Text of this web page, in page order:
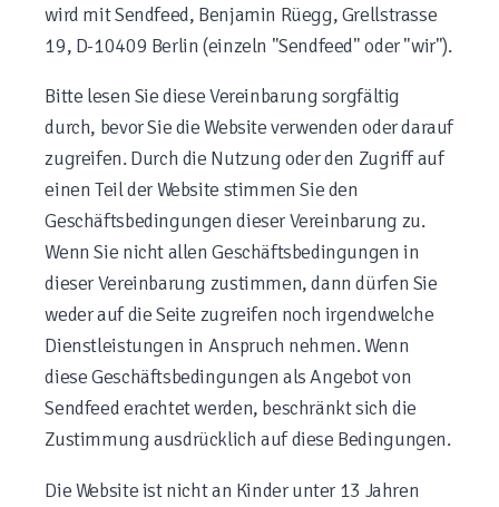
wird mit Sendfeed, Benjamin Rüegg, Grellstrasse
19, D-10409 Berlin (einzeln "Sendfeed" oder "wir").
Bitte lesen Sie diese Vereinbarung sorgfältig
durch, bevor Sie die Website verwenden oder darauf
zugreifen. Durch die Nutzung oder den Zugriff auf
einen Teil der Website stimmen Sie den
Geschäftsbedingungen dieser Vereinbarung zu.
Wenn Sie nicht allen Geschäftsbedingungen in
dieser Vereinbarung zustimmen, dann dürfen Sie
weder auf die Seite zugreifen noch irgendwelche
Dienstleistungen in Anspruch nehmen. Wenn
diese Geschäftsbedingungen als Angebot von
Sendfeed erachtet werden, beschränkt sich die
Zustimmung ausdrücklich auf diese Bedingungen.
Die Website ist nicht an Kinder unter 13 Jahren